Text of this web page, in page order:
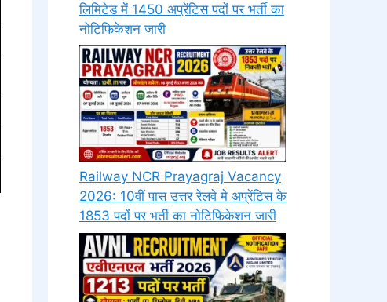
लिमिटेड में 1450 अप्रेंटिस पदों पर भर्ती का
नोटिफिकेशन जारी
Railway NCR Prayagraj Vacancy
2026: 10वीं पास उत्तर रेलवे मे अप्रेंटिस के
1853 पदों पर भर्ती का नोटिफिकेशन जारी